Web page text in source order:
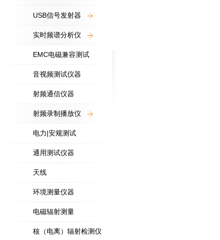
USB信号发射器
实时频谱分析仪
EMC电磁兼容测试
音视频测试仪器
射频通信仪器
射频录制播放仪
电力|安规测试
通用测试仪器
天线
环境测量仪器
电磁辐射测量
核（电离）辐射检测仪